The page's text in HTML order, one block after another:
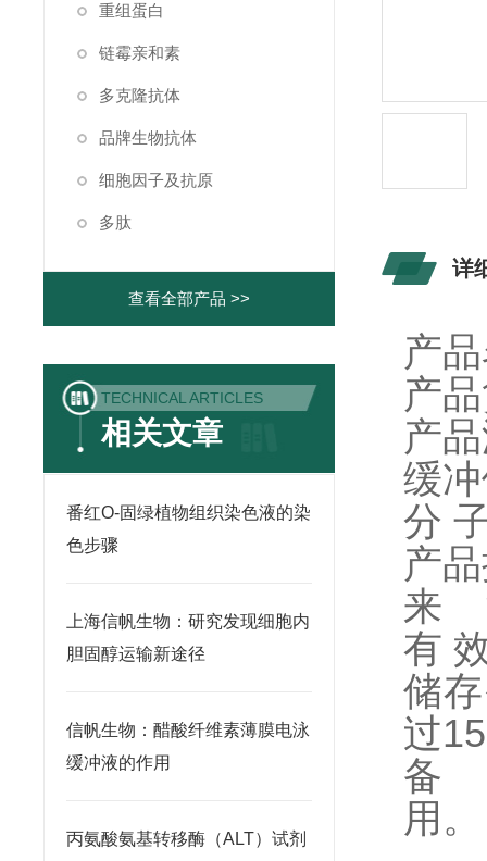
重组蛋白
链霉亲和素
多克隆抗体
品牌生物抗体
细胞因子及抗原
多肽
查看全部产品 >>
TECHNICAL ARTICLES
相关文章
番红O-固绿植物组织染色液的染
色步骤
上海信帆生物：研究发现细胞内
胆固醇运输新途径
信帆生物：醋酸纤维素薄膜电泳
缓冲液的作用
丙氨酸氨基转移酶（ALT）试剂
详
产
产
产
缓
分
产
来
有
储
过15
备
用。